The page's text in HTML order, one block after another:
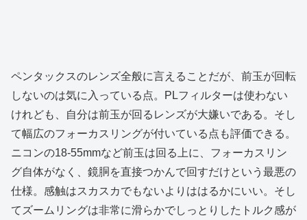
ペンタックスのレンズ全般に言えることだが、前玉が回転
しないのは気に入っている点。PLフィルターは使わない
けれども、自分は前玉が回るレンズが大嫌いである。そし
て幅広のフォーカスリングが付いている点も評価できる。
ニコンの18-55mmなど前玉は回る上に、フォーカスリン
グ自体がなく、鏡胴を直接つかんで回すだけという最悪の
仕様。感触はスカスカでもないよりははるかにいい。そし
てズームリングは非常に滑らかでしっとりしたトルク感が